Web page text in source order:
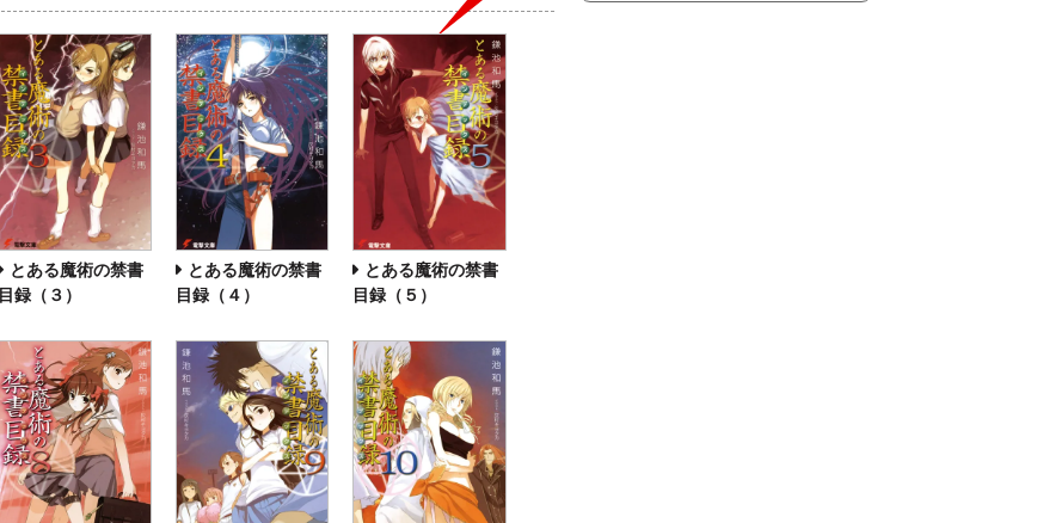
とある魔術の禁書
目録（３）
とある魔術の禁書
目録（４）
とある魔術の禁書
目録（５）